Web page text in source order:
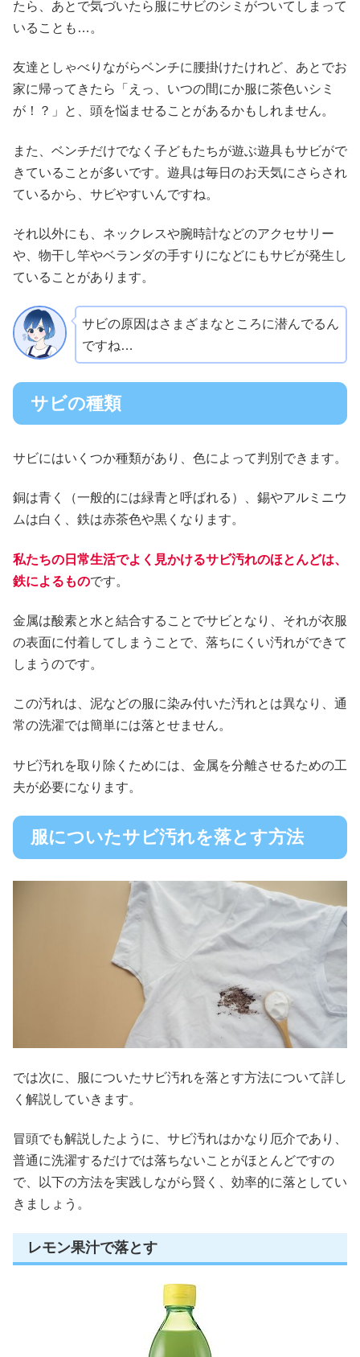
たら、あとで気づいたら服にサビのシミがついてしまって
いることも…。
友達としゃべりながらベンチに腰掛けたけれど、あとでお
家に帰ってきたら「えっ、いつの間にか服に茶色いシミ
が！？」と、頭を悩ませることがあるかもしれません。
また、ベンチだけでなく子どもたちが遊ぶ遊具もサビがで
きていることが多いです。遊具は毎日のお天気にさらされ
ているから、サビやすいんですね。
それ以外にも、ネックレスや腕時計などのアクセサリー
や、物干し竿やベランダの手すりになどにもサビが発生し
ていることがあります。
サビの原因はさまざまなところに潜んでるん
ですね…
サビの種類
サビにはいくつか種類があり、色によって判別できます。
銅は青く（一般的には緑青と呼ばれる）、錫やアルミニウ
ムは白く、鉄は赤茶色や黒くなります。
私たちの日常生活でよく見かけるサビ汚れのほとんどは、
鉄によるものです。
金属は酸素と水と結合することでサビとなり、それが衣服
の表面に付着してしまうことで、落ちにくい汚れができて
しまうのです。
この汚れは、泥などの服に染み付いた汚れとは異なり、通
常の洗濯では簡単には落とせません。
サビ汚れを取り除くためには、金属を分離させるための工
夫が必要になります。
服についたサビ汚れを落とす方法
では次に、服についたサビ汚れを落とす方法について詳し
く解説していきます。
冒頭でも解説したように、サビ汚れはかなり厄介であり、
普通に洗濯するだけでは落ちないことがほとんどですの
で、以下の方法を実践しながら賢く、効率的に落としてい
きましょう。
レモン果汁で落とす